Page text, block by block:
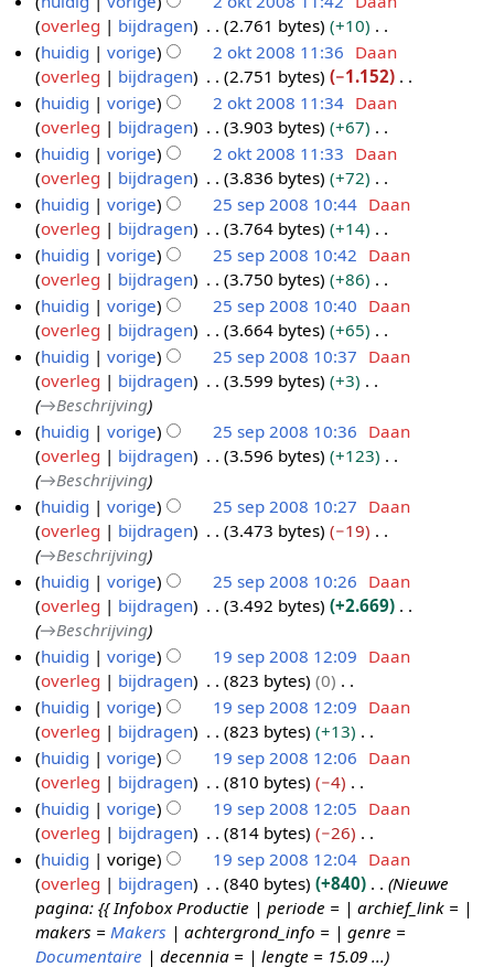
n
g
t
i
n
g
a
t
t
i
n
g
e
n
v
a
t
t
i
n
g
a
m
e
n
v
a
t
t
i
n
g
s
s
a
m
e
n
v
a
t
t
i
n
g
n
g
s
s
a
m
e
n
v
a
t
t
i
n
g
k
i
n
g
s
s
a
m
e
n
v
a
t
t
i
n
g
e
r
k
i
n
g
s
s
a
m
e
n
v
a
t
t
i
n
g
e
w
e
r
k
i
n
g
s
s
a
m
e
n
v
a
t
t
i
n
g
n
b
e
w
e
r
k
i
n
g
s
s
a
m
e
n
v
a
t
t
i
n
g
e
e
n
b
e
w
e
r
k
i
n
g
s
s
a
m
e
n
v
a
t
t
i
n
g
overleg
bijdragen 2.761 bytes
+10
G
e
e
n
b
e
w
e
r
k
i
n
g
s
s
a
m
e
n
v
a
t
t
i
n
g
huidig vorige 2 okt 2008 11:36 Daan
overleg
bijdragen 2.751 bytes
−1.152
G
e
e
n
b
e
w
e
r
k
i
n
g
s
s
a
m
e
n
v
a
t
t
i
n
g
huidig vorige 2 okt 2008 11:34 Daan
overleg
bijdragen 3.903 bytes
+67
G
e
e
n
b
e
w
e
r
k
i
n
g
s
s
a
m
e
n
v
a
t
t
i
n
g
huidig vorige 2 okt 2008 11:33 Daan
overleg
bijdragen 3.836 bytes
+72
G
e
e
n
b
e
w
e
r
k
i
n
g
s
s
a
m
e
n
v
a
t
t
i
n
g
5
e
2
8
huidig vorige 25 sep 2008 10:44 Daan
overleg
bijdragen 3.764 bytes
+14
G
e
e
n
b
e
w
e
r
k
i
n
g
s
s
a
m
e
n
v
a
t
t
i
n
g
huidig vorige 25 sep 2008 10:42 Daan
overleg
bijdragen 3.750 bytes
+86
G
e
e
n
b
e
w
e
r
k
i
n
g
s
s
a
m
e
n
v
a
t
t
i
n
g
huidig vorige 25 sep 2008 10:40 Daan
overleg
bijdragen 3.664 bytes
+65
G
e
e
n
b
e
w
e
r
k
i
n
g
s
s
a
m
e
n
v
a
t
t
i
n
g
huidig vorige 25 sep 2008 10:37 Daan
overleg
bijdragen 3.599 bytes
+3
→Beschrijving
huidig
vorige 25 sep 2008 10:36 Daan
overleg
bijdragen 3.596 bytes
+123
→Beschrijving
huidig
vorige 25 sep 2008 10:27 Daan
overleg
bijdragen 3.473 bytes
−19
→Beschrijving
huidig
vorige 25 sep 2008 10:26 Daan
overleg
bijdragen 3.492 bytes
+2.669
→Beschrijving
9
e
2
0
huidig vorige 19 sep 2008 12:09 Daan
overleg
bijdragen 823 bytes
0
G
e
e
n
b
e
w
e
r
k
i
huidig vorige 19 sep 2008 12:09 Daan
overleg
bijdragen 823 bytes
+13
G
e
e
n
b
e
w
e
r
huidig vorige 19 sep 2008 12:06 Daan
overleg
bijdragen 810 bytes
−4
G
e
e
n
b
e
w
huidig vorige 19 sep 2008 12:05 Daan
overleg
bijdragen 814 bytes
−26
G
e
e
n
b
huidig vorige 19 sep 2008 12:04 Daan
overleg
bijdragen 840 bytes +840
Nieuwe
pagina: {{ Infobox Productie | periode = | archief_link = |
makers =Makers | achtergrond_info = | genre =
Documentaire | decennia = | lengte = 15.09 ...